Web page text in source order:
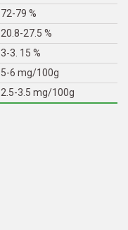
72-79 %
20.8-27.5 %
3-3. 15 %
5-6 mg/100g
2.5-3.5 mg/100g